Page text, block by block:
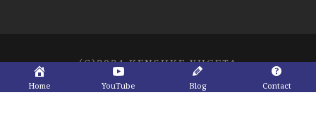
(C)2024 KENSUKE YUGETA
Home YouTube Blog Contact